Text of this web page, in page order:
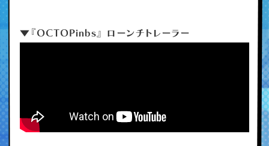
▼『OCTOPinbs』 ローンチトレーラー